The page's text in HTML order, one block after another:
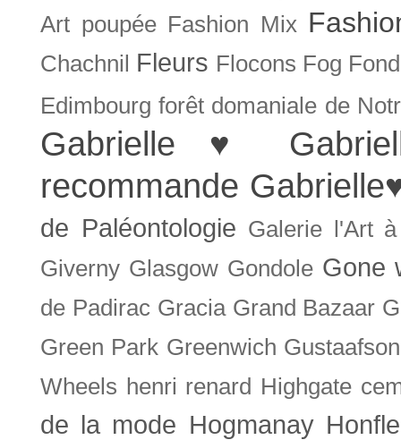
Art poupée Fashion Mix
Chachnil Fleurs Flocons Fog
Edimbourg forêt domaniale de
Gabrielle ♥
recommande
de Paléontologie Galerie l'Art
Giverny Glasgow Gondole Gone
de Padirac Gracia Grand Bazaar
Green Park Greenwich Gustaafson
Wheels henri renard Highgate
de la mode Hogmanay